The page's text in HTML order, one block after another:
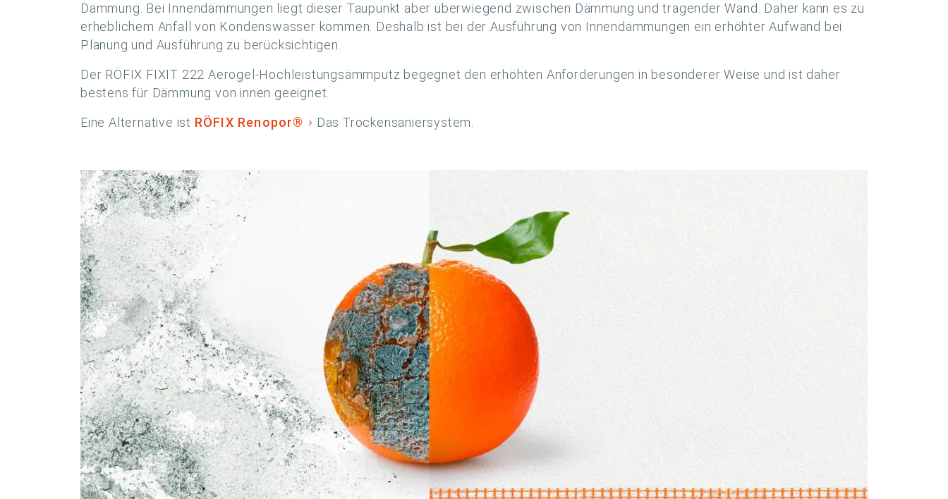
Dämmung. Bei Innendämmungen liegt dieser Taupunkt aber überwiegend zwischen Dämmung und tragender Wand. Daher kann es zu
erheblichem Anfall von Kondenswasser kommen. Deshalb ist bei der Ausführung von Innendämmungen ein erhöhter Aufwand bei
Planung und Ausführung zu berücksichtigen.
Der RÖFIX FIXIT 222 Aerogel-Hochleistungsämmputz begegnet den erhöhten Anforderungen in besonderer Weise und ist daher
bestens für Dämmung von innen geeignet.
Eine Alternative ist RÖFIX Renopor® Das Trockensaniersystem.